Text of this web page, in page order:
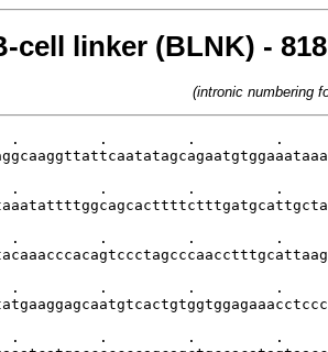
cell linker (BLNK) -
(intronic numbering
.         .         .         .
.         .         .         .
.         .         .         .
.         .         .         .
.         .         .         .